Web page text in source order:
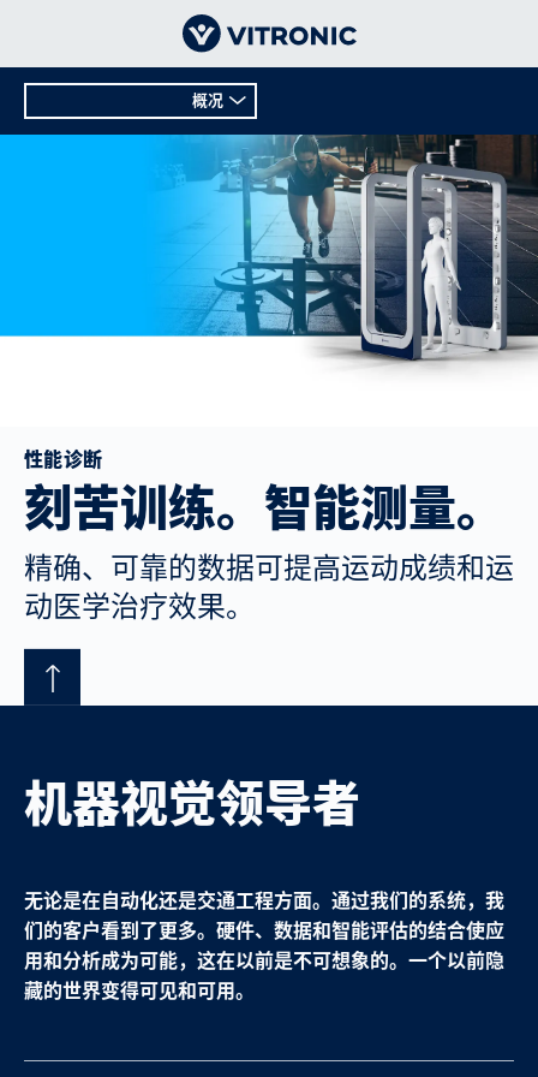
性能诊断
刻苦训练。智能测量。
精确、可靠的数据可提高运动成绩和运
动医学治疗效果。
概况
机器视觉领导者
无论是在自动化还是交通工程方面。通过我们的系统，我
们的客户看到了更多。硬件、数据和智能评估的结合使应
用和分析成为可能，这在以前是不可想象的。一个以前隐
藏的世界变得可见和可用。